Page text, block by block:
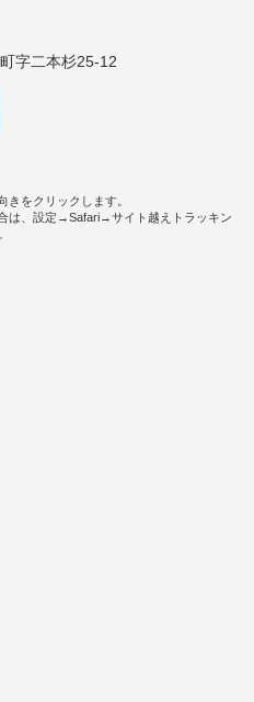
字二本杉25-12
きをクリックします。
は、設定→Safari→サイト越えトラッキン